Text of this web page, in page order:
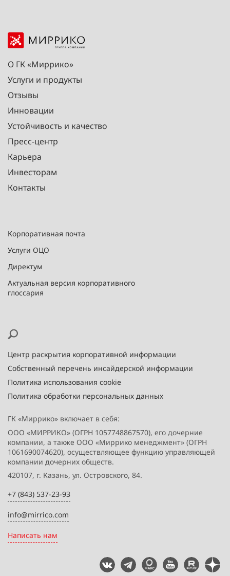
О ГК «Миррико»
Услуги и продукты
Отзывы
Инновации
Устойчивость и качество
Пресс-центр
Карьера
Инвесторам
Контакты
Корпоративная почта
Услуги ОЦО
Директум
Актуальная версия корпоративного
глоссария
Центр раскрытия корпоративной информации
Собственный перечень инсайдерской информации
Политика использования cookie
Политика обработки персональных данных
ГК «Миррико» включает в себя:
ООО «МИРРИКО» (ОГРН 1057748867570), его дочерние
компании, а также ООО «Миррико менеджмент» (ОГРН
1061690074620), осуществляющее функцию управляющей
компании дочерних обществ.
420107, г. Казань, ул. Островского, 84.
+7 (843) 537-23-93
info@mirrico.com
Написать нам